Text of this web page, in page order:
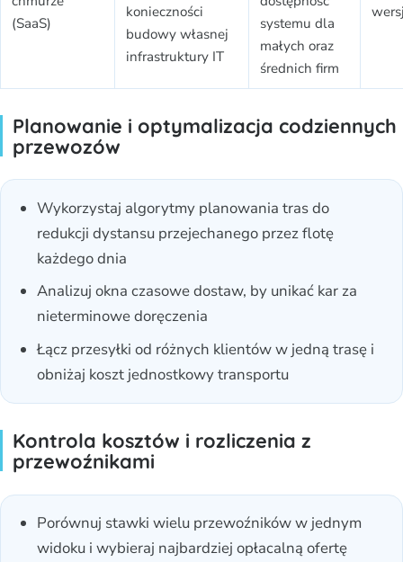
(SaaS)
konieczności
budowy własnej
infrastruktury IT
systemu dla
małych oraz
średnich firm
Planowanie i optymalizacja codziennych
przewozów
Wykorzystaj algorytmy planowania tras do
redukcji dystansu przejechanego przez flotę
każdego dnia
Analizuj okna czasowe dostaw, by unikać kar za
nieterminowe doręczenia
Łącz przesyłki od różnych klientów w jedną trasę i
obniżaj koszt jednostkowy transportu
Kontrola kosztów i rozliczenia z
przewoźnikami
Porównuj stawki wielu przewoźników w jednym
widoku i wybieraj najbardziej opłacalną ofertę